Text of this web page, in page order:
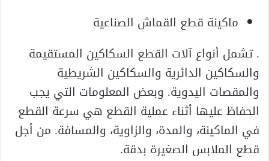
ماكينة قطع القماش الصناعية
. تشمل أنواع آلات القطع السكاكين المستقيمة
والسكاكين الدائرية والسكاكين الشريطية
والمقصات اليدوية. وبعض المعلومات التي يجب
الحفاظ عليها أثناء عملية القطع هي سرعة القطع
في الماكينة، والمدة، والزاوية، والمسافة. من أجل
قطع الملابس الصغيرة بدقة.